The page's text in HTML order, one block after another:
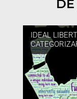
DE
IDEAL